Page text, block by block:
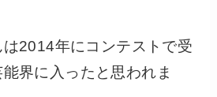
2014年にコンテストで受
界に入ったと思われま